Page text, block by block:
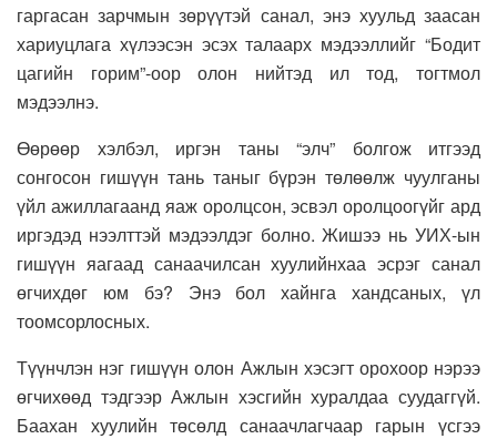
гаргасан зарчмын зөрүүтэй санал, энэ хуульд заасан
хариуцлага хүлээсэн эсэх талаарх мэдээллийг “Бодит
цагийн горим”-оор олон нийтэд ил тод, тогтмол
мэдээлнэ.
Өөрөөр хэлбэл, иргэн таны “элч” болгож итгээд
сонгосон гишүүн тань таныг бүрэн төлөөлж чуулганы
үйл ажиллагаанд яаж оролцсон, эсвэл оролцоогүйг ард
иргэдэд нээлттэй мэдээлдэг болно. Жишээ нь УИХ-ын
гишүүн яагаад санаачилсан хуулийнхаа эсрэг санал
өгчихдөг юм бэ? Энэ бол хайнга хандсаных, үл
тоомсорлосных.
Түүнчлэн нэг гишүүн олон Ажлын хэсэгт орохоор нэрээ
өгчихөөд тэдгээр Ажлын хэсгийн хуралдаа суудаггүй.
Баахан хуулийн төсөлд санаачлагчаар гарын үсгээ